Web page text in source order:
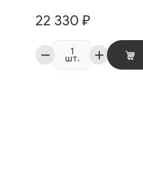
22 330 ₽
шт.